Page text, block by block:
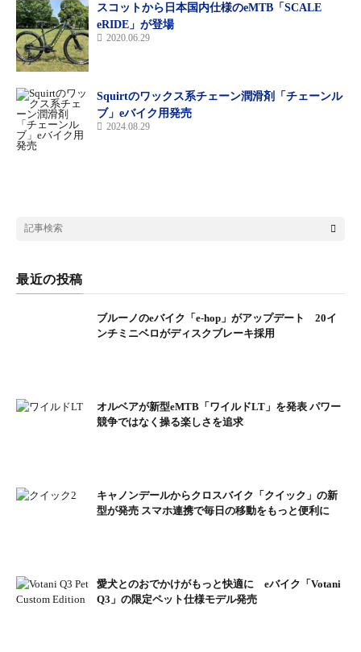
EVOL D700
エヴォル D700
価格/ 27万6000円(税抜)
最大航続距離●37km (モード1)
EVOL C700 エヴォル C700 価格/ 19万8000円(税抜)
EVOL M275 エヴォル M275 価格/ 22万円(税抜)
スコットから日本国内仕様のeMTB「SCALE
eRIDE」が登場
2020.06.29
Squirtのワックス系チェーン潤滑剤「チェーンル
ブ」eバイク用発売
2024.08.29
最近の投稿
ブルーノのeバイク「e-hop」がアップデート 20イ
ンチミニベロがディスクブレーキ採用
オルベアが新型eMTB「ワイルドLT」を発表 パワー
競争ではなく操る楽しさを追求
キャノンデールからクロスバイク「クイック」の新
型が発売 スマホ連携で毎日の移動をもっと便利に
愛犬とのおでかけがもっと快適に eバイク「Votani
Q3」の限定ペット仕様モデル発売